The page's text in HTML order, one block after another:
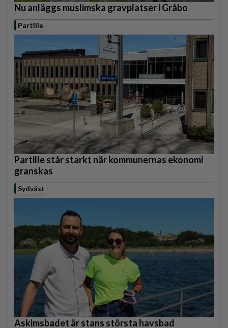
Nu anläggs muslimska gravplatser i Gråbo
Partille
Partille står starkt när kommunernas ekonomi
granskas
Sydväst
Askimsbadet är stans största havsbad